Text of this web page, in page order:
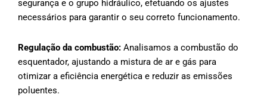
segurança e o grupo hidráulico, efetuando os ajustes
necessários para garantir o seu correto funcionamento.
Regulação da combustão: Analisamos a combustão do
esquentador, ajustando a mistura de ar e gás para
otimizar a eficiência energética e reduzir as emissões
poluentes.